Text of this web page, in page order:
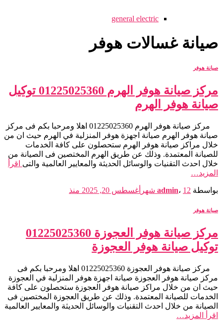
general electric
صيانة غسالات هوفر
صيانة هوفر
مركز صيانة هوفر الهرم 01225025360 توكيل
صيانة هوفر الهرم
مركز صيانة هوفر الهرم 01225025360 اهلا ومرحبا بكم فى مركز
صيانة هوفر الهرم صيانة اجهزة هوفر المنزلية في الهرم حيث ان من
خلال مراكز صيانة هوفر الهرم ستحصلون على كافة الخدمات
للصيانة المعتمدة. وذلك عن طريق الهرم المختصين فى الصيانة من
خلال احدث التقنيات والوسائل الحديثة والمعايير العالمية والتى اقرأ
المزيد…
بواسطة admin، 12 شهر أغسطس 20, 2025 منذ
صيانة هوفر
مركز صيانة هوفر العجوزة 01225025360
توكيل صيانة هوفر العجوزة
مركز صيانة هوفر العجوزة 01225025360 اهلا ومرحبا بكم فى
مركز صيانة هوفر العجوزة صيانة اجهزة هوفر المنزلية في العجوزة
حيث ان من خلال مراكز صيانة هوفر العجوزة ستحصلون على كافة
الخدمات للصيانة المعتمدة. وذلك عن طريق العجوزة المختصين فى
الصيانة من خلال احدث التقنيات والوسائل الحديثة والمعايير العالمية
اقرأ المزيد…